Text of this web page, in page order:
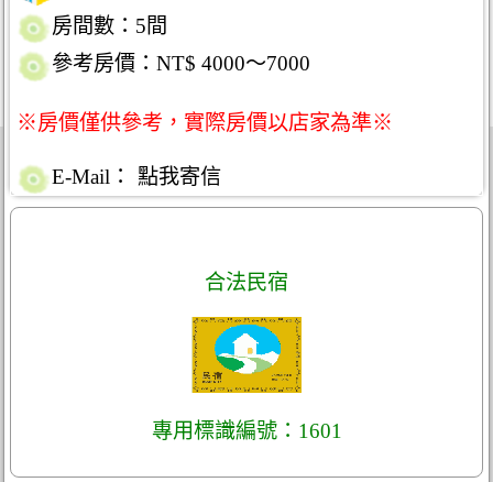
房間數：5間
參考房價：NT$ 4000～7000
※房價僅供參考，實際房價以店家為準※
E-Mail： 點我寄信
合法民宿
專用標識編號：1601